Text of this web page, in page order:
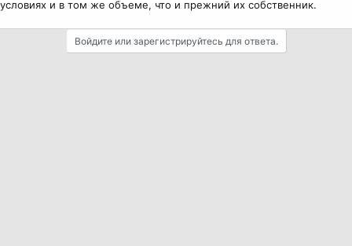
условиях и в том же объеме, что и прежний их собственник.
Войдите или зарегистрируйтесь для ответа.